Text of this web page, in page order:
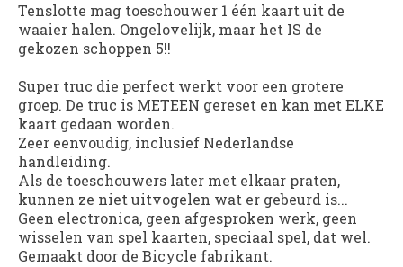
Tenslotte mag toeschouwer 1 één kaart uit de
waaier halen. Ongelovelijk, maar het IS de
gekozen schoppen 5!!
Super truc die perfect werkt voor een grotere
groep. De truc is METEEN gereset en kan met ELKE
kaart gedaan worden.
Zeer eenvoudig, inclusief Nederlandse
handleiding.
Als de toeschouwers later met elkaar praten,
kunnen ze niet uitvogelen wat er gebeurd is...
Geen electronica, geen afgesproken werk, geen
wisselen van spel kaarten, speciaal spel, dat wel.
Gemaakt door de Bicycle fabrikant.